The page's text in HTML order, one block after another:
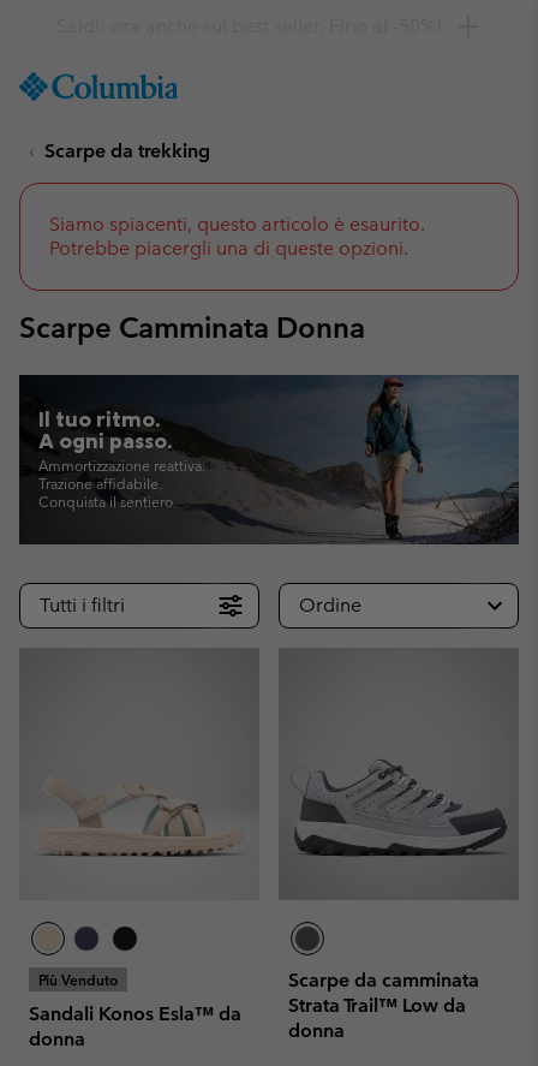
TO
SKIP
NAV
TO
SEARCH
Scarpe da trekking
Siamo spiacenti, questo articolo è esaurito.
Potrebbe piacergli una di queste opzioni.
Scarpe Camminata Donna
Il tuo ritmo.
A ogni passo.
Ammortizzazione reattiva.
Trazione affidabile.
Conquista il sentiero.
Tutti i filtri Ordine
Più Venduto
Sandali Konos Esla™ da
donna
Scarpe da camminata
Strata Trail™ Low da
donna